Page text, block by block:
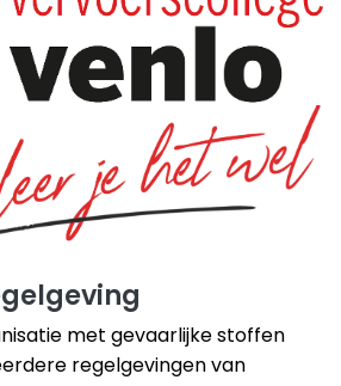
met gevaarlijke stoffen
regelgevingen van